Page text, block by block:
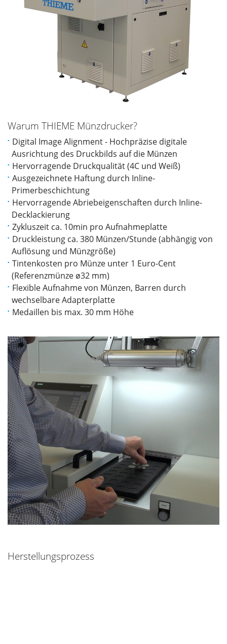
Warum THIEME Münzdrucker?
Digital Image Alignment - Hochpräzise digitale
Ausrichtung des Druckbilds auf die Münzen
Hervorragende Druckqualität (4C und Weiß)
Ausgezeichnete Haftung durch Inline-
Primerbeschichtung
Hervorragende Abriebeigenschaften durch Inline-
Decklackierung
Zykluszeit ca. 10min pro Aufnahmeplatte
Druckleistung ca. 380 Münzen/Stunde (abhängig von
Auflösung und Münzgröße)
Tintenkosten pro Münze unter 1 Euro-Cent
(Referenzmünze ø32 mm)
Flexible Aufnahme von Münzen, Barren durch
wechselbare Adapterplatte
Medaillen bis max. 30 mm Höhe
Herstellungsprozess